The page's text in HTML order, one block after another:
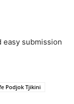
easy submission
Podjok Tjikini